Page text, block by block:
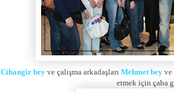
Cihangir beyve çalışma arkadaşları Mehmet beyve
etmek için çaba